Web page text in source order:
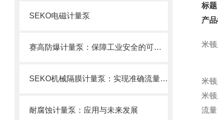
SEKO电磁计量泵
赛高防爆计量泵：保障工业安全的可靠选择
SEKO机械隔膜计量泵：实现准确流量的理想选择
耐腐蚀计量泵：应用与未来发展
标
产
米
米
米
流